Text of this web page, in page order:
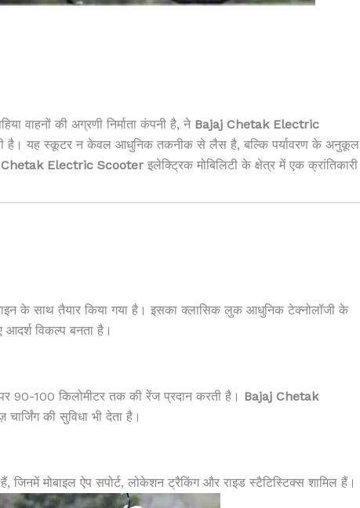
वाहनों की अग्रणी निर्माता कंपनी है, ने Bajaj Chetak Electric
की है। यह स्कूटर न केवल आधुनिक तकनीक से लैस है, बल्कि पर्यावरण के अनुकूल
Chetak Electric Scooter इलेक्ट्रिक मोबिलिटी के क्षेत्र में एक क्रांतिकारी
के साथ तैयार किया गया है। इसका क्लासिक लुक आधुनिक टेक्नोलॉजी के
आदर्श विकल्प बनता है।
90-100 किलोमीटर तक की रेंज प्रदान करती है। Bajaj Chetak
की सुविधा भी देता है।
हैं, जिनमें मोबाइल ऐप सपोर्ट, लोकेशन ट्रैकिंग और राइड स्टैटिस्टिक्स शामिल हैं।